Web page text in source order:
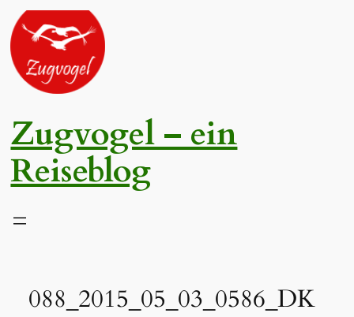
Zum
Inhalt
springen
Zugvogel – ein
Reiseblog
088_2015_05_03_0586_DK